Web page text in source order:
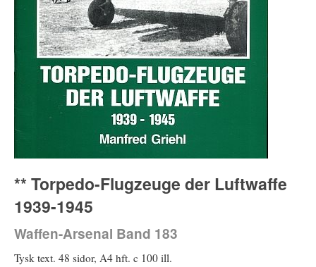
** Torpedo-Flugzeuge der Luftwaffe
1939-1945
Waffen-Arsenal Band 183
Tysk text. 48 sidor, A4 hft. c 100 ill.